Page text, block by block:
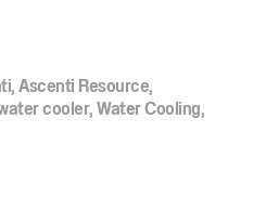
,Ascenti Resource,
cooler,Water Cooling,